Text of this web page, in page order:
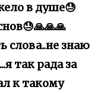
в душе😓
слова..не знаю
так рада за
к такому